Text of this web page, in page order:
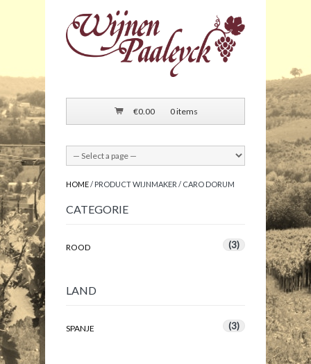
€0.00 0 items
HOME/ PRODUCT WIJNMAKER / CARO DORUM
CATEGORIE
ROOD (3)
LAND
SPANJE (3)